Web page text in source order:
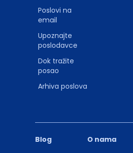
Blog O nama
Poslovi na
email
Upoznajte
poslodavce
Dok tražite
posao
Arhiva poslova